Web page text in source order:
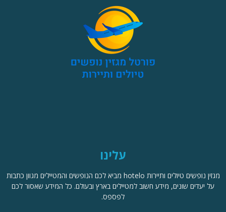
עלינו
מגזין נופשים טיולים ותיירות hotelo מביא לכם הנופשים והמטיילים מגוון כתבות
על יעדים שונים, מידע חשוב למטיילים בארץ ובעולם. כל המידע שאסור לכם
לפספס.